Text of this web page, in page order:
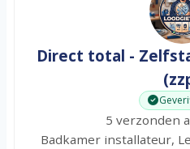
Direct total -
5 verzonden
Badkamer installateur,